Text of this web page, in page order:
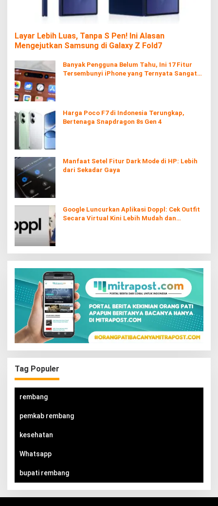
Layar Lebih Luas, Tanpa S Pen! Ini Alasan
Mengejutkan Samsung di Galaxy Z Fold7
Banyak Pengguna Belum Tahu, Ini 17 Fitur
Tersembunyi iPhone yang Ternyata Sangat
Harga Poco F7 di Indonesia Terungkap,
Bertenaga Snapdragon 8s Gen 4
Manfaat Setel Fitur Dark Mode di HP: Lebih
dari Sekadar Gaya
Google Luncurkan Aplikasi Doppl: Cek Outfit
Secara Virtual Kini Lebih Mudah dan
Tag Populer
rembang
pemkab rembang
kesehatan
Whatsapp
bupati rembang